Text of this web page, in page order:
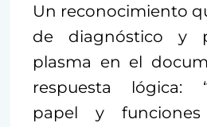
Un reconocimiento
de diagnóstico y
plasma en el
respuesta lógica:
papel y